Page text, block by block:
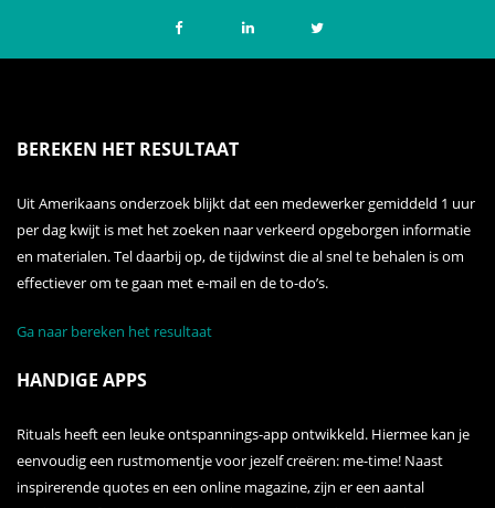
BEREKEN HET RESULTAAT
Uit Amerikaans onderzoek blijkt dat een medewerker gemiddeld 1 uur
per dag kwijt is met het zoeken naar verkeerd opgeborgen informatie
en materialen. Tel daarbij op, de tijdwinst die al snel te behalen is om
effectiever om te gaan met e-mail en de to-do’s.
Ga naar bereken het resultaat
HANDIGE APPS
Rituals heeft een leuke ontspannings-app ontwikkeld. Hiermee kan je
eenvoudig een rustmomentje voor jezelf creëren: me-time! Naast
inspirerende quotes en een online magazine, zijn er een aantal